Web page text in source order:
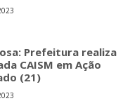
Prefeitura realiza
CAISM em Ação
(21)